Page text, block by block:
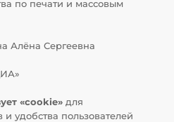
по печати и массовым
Алёна Сергеевна
«cookie» для
удобства пользователей